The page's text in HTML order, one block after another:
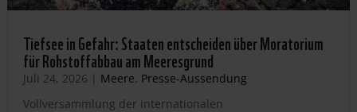
Tiefsee in Gefahr: Staaten entscheiden über Moratorium
für Rohstoffabbau am Meeresgrund
Juli 24, 2026 | Meere, Presse-Aussendung
Vollversammlung der internationalen